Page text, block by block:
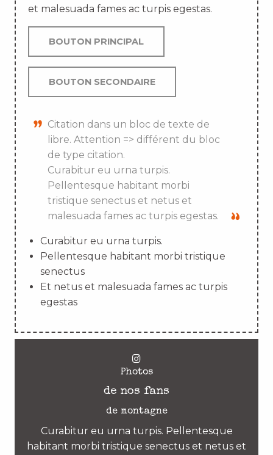
et malesuada fames ac turpis egestas.
BOUTON PRINCIPAL
BOUTON SECONDAIRE
Citation dans un bloc de texte de
libre. Attention => différent du bloc
de type citation.
Curabitur eu urna turpis.
Pellentesque habitant morbi
tristique senectus et netus et
malesuada fames ac turpis egestas.
Curabitur eu urna turpis.
Pellentesque habitant morbi tristique
senectus
Et netus et malesuada fames ac turpis
egestas
Photos
de nos fans
de montagne
Curabitur eu urna turpis. Pellentesque
habitant morbi tristique senectus et netus et